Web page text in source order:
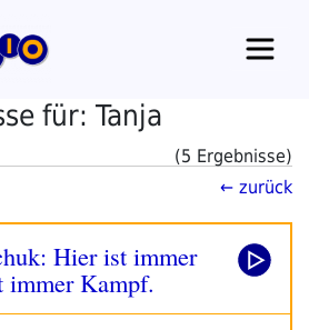
für: Tanja
(5 Ergebnisse)
← zurück
Hier ist immer
immer Kampf.